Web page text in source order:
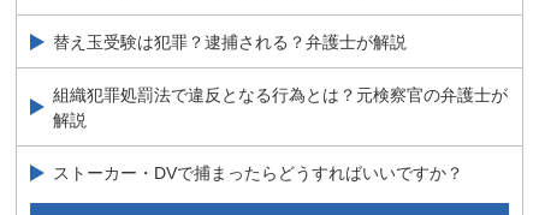
替え玉受験は犯罪？逮捕される？弁護士が解説
組織犯罪処罰法で違反となる行為とは？元検察官の弁護士が
解説
ストーカー・DVで捕まったらどうすればいいですか？